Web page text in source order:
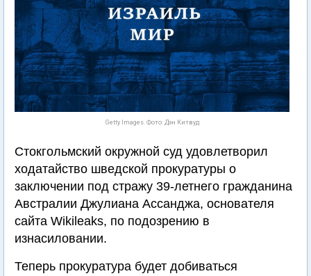
Getty Images. Фото: Дэн Китвуд
Стокгольмский окружной суд удовлетворил
ходатайство шведской прокуратуры о
заключении под стражу 39-летнего гражданина
Австралии Джулиана Ассанджа, основателя
сайта Wikileaks, по подозрению в
изнасиловании.
Теперь прокуратура будет добиваться